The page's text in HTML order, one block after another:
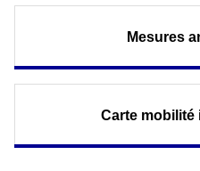
Mesures
Carte mobilité